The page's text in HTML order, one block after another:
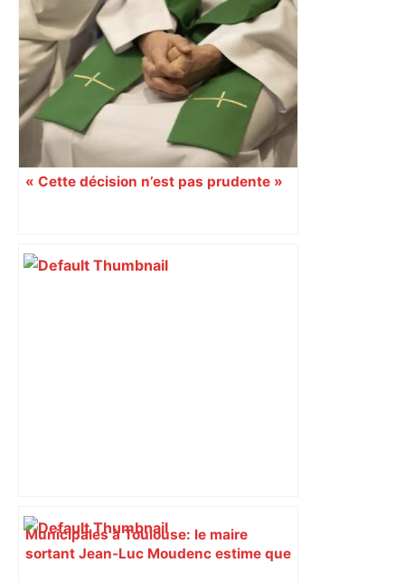
Vous pensiez que c’était comme une
voiture ? La vérité sur les avions qui
reculent – ici.fr
« Cette décision n’est pas prudente »
Municipales à Toulouse: le maire
sortant Jean-Luc Moudenc estime que